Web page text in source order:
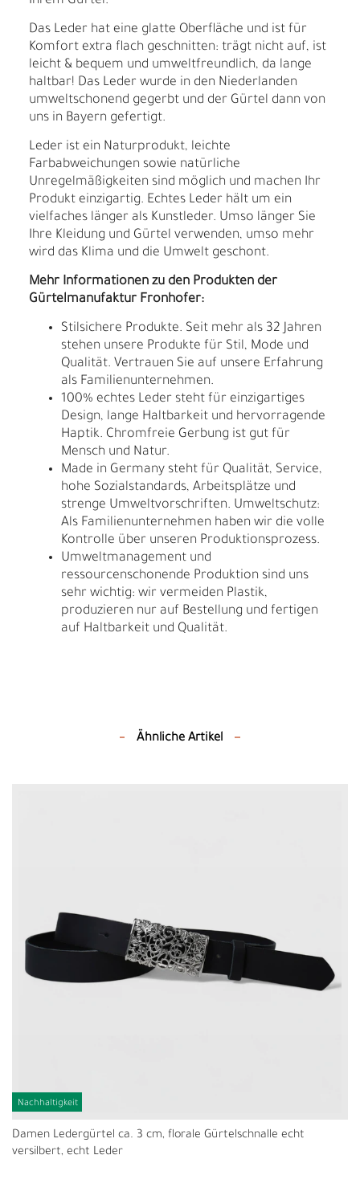
Das Leder hat eine glatte Oberfläche und ist für
Komfort extra flach geschnitten: trägt nicht auf, ist
leicht & bequem und umweltfreundlich, da lange
haltbar! Das Leder wurde in den Niederlanden
umweltschonend gegerbt und der Gürtel dann von
uns in Bayern gefertigt.
Leder ist ein Naturprodukt, leichte
Farbabweichungen sowie natürliche
Unregelmäßigkeiten sind möglich und machen Ihr
Produkt einzigartig. Echtes Leder hält um ein
vielfaches länger als Kunstleder. Umso länger Sie
Ihre Kleidung und Gürtel verwenden, umso mehr
wird das Klima und die Umwelt geschont.
Mehr Informationen zu den Produkten der
Gürtelmanufaktur Fronhofer:
Stilsichere Produkte. Seit mehr als 32 Jahren
stehen unsere Produkte für Stil, Mode und
Qualität. Vertrauen Sie auf unsere Erfahrung
als Familienunternehmen.
100% echtes Leder steht für einzigartiges
Design, lange Haltbarkeit und hervorragende
Haptik. Chromfreie Gerbung ist gut für
Mensch und Natur.
Made in Germany steht für Qualität, Service,
hohe Sozialstandards, Arbeitsplätze und
strenge Umweltvorschriften. Umweltschutz:
Als Familienunternehmen haben wir die volle
Kontrolle über unseren Produktionsprozess.
Umweltmanagement und
ressourcenschonende Produktion sind uns
sehr wichtig: wir vermeiden Plastik,
produzieren nur auf Bestellung und fertigen
auf Haltbarkeit und Qualität.
Ähnliche Artikel
Nachhaltigkeit
Damen Ledergürtel ca. 3 cm, florale Gürtelschnalle echt
versilbert, echt Leder